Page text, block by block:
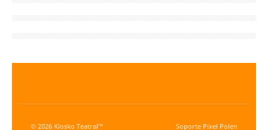
© 2026 Kiosko Teatral™ Soporte Pixel Polen